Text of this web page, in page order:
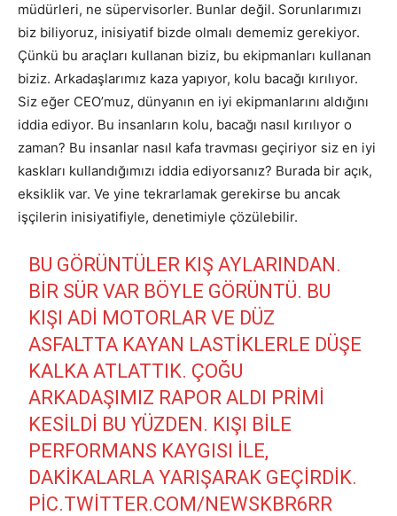
müdürleri, ne süpervisorler. Bunlar değil. Sorunlarımızı
biz biliyoruz, inisiyatif bizde olmalı dememiz gerekiyor.
Çünkü bu araçları kullanan biziz, bu ekipmanları kullanan
biziz. Arkadaşlarımız kaza yapıyor, kolu bacağı kırılıyor.
Siz eğer CEO’muz, dünyanın en iyi ekipmanlarını aldığını
iddia ediyor. Bu insanların kolu, bacağı nasıl kırılıyor o
zaman? Bu insanlar nasıl kafa travması geçiriyor siz en iyi
kaskları kullandığımızı iddia ediyorsanız? Burada bir açık,
eksiklik var. Ve yine tekrarlamak gerekirse bu ancak
işçilerin inisiyatifiyle, denetimiyle çözülebilir.
BU GÖRÜNTÜLER KIŞ AYLARINDAN.
BIR SÜR VAR BÖYLE GÖRÜNTÜ. BU
KIŞI ADI MOTORLAR VE DÜZ
ASFALTTA KAYAN LASTIKLERLE DÜŞE
KALKA ATLATTIK. ÇOĞU
ARKADAŞIMIZ RAPOR ALDI PRIMI
KESILDI BU YÜZDEN. KIŞI BILE
PERFORMANS KAYGISI ILE,
DAKIKALARLA YARIŞARAK GEÇIRDIK.
PIC.TWITTER.COM/NEWSKBR6RR